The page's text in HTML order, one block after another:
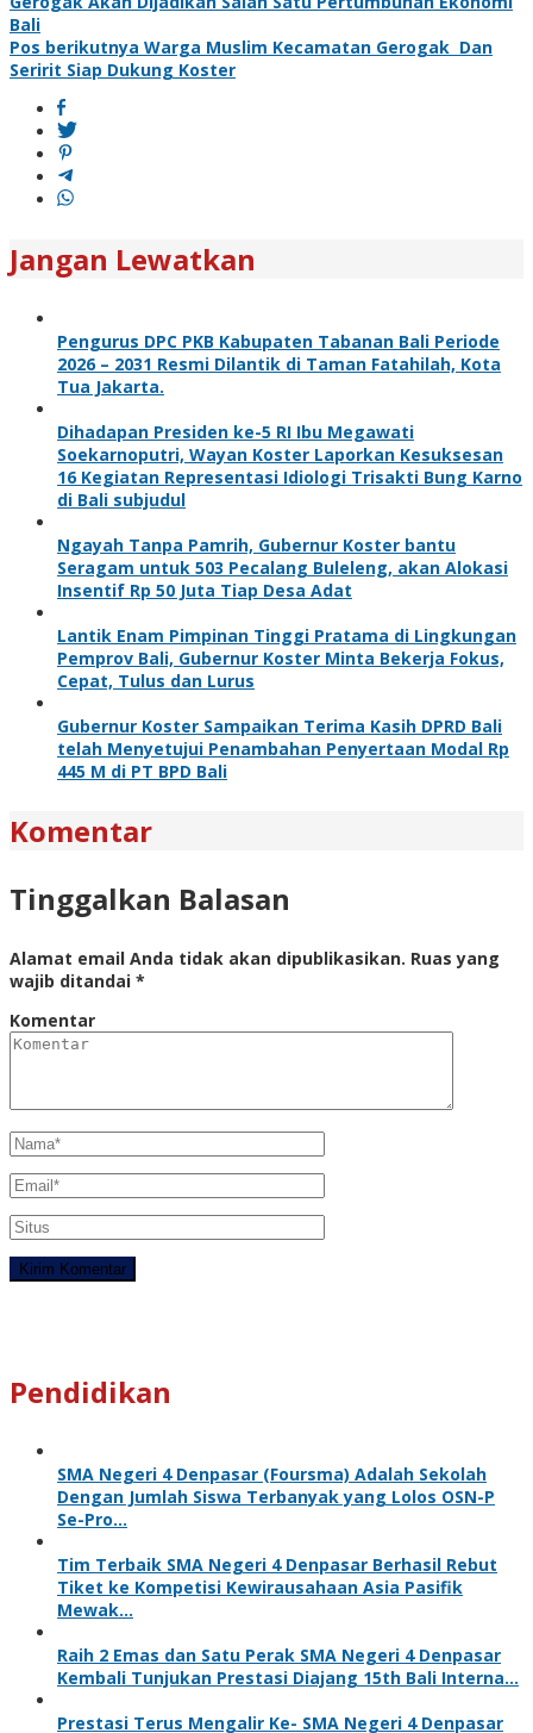
Bali
Pos berikutnya Warga Muslim Kecamatan Gerogak Dan
Seririt Siap Dukung Koster
Jangan Lewatkan
Pengurus DPC PKB Kabupaten Tabanan Bali Periode
2026 – 2031 Resmi Dilantik di Taman Fatahilah, Kota
Tua Jakarta.
Dihadapan Presiden ke-5 RI Ibu Megawati
Soekarnoputri, Wayan Koster Laporkan Kesuksesan
16 Kegiatan Representasi Idiologi Trisakti Bung Karno
di Bali subjudul
Ngayah Tanpa Pamrih, Gubernur Koster bantu
Seragam untuk 503 Pecalang Buleleng, akan Alokasi
Insentif Rp 50 Juta Tiap Desa Adat
Lantik Enam Pimpinan Tinggi Pratama di Lingkungan
Pemprov Bali, Gubernur Koster Minta Bekerja Fokus,
Cepat, Tulus dan Lurus
Gubernur Koster Sampaikan Terima Kasih DPRD Bali
telah Menyetujui Penambahan Penyertaan Modal Rp
445 M di PT BPD Bali
Komentar
Tinggalkan Balasan
Alamat email Anda tidak akan dipublikasikan. Ruas yang
wajib ditandai *
Komentar
Pendidikan
SMA Negeri 4 Denpasar (Foursma) Adalah Sekolah
Dengan Jumlah Siswa Terbanyak yang Lolos OSN-P
Se-Pro…
Tim Terbaik SMA Negeri 4 Denpasar Berhasil Rebut
Tiket ke Kompetisi Kewirausahaan Asia Pasifik
Mewak…
Raih 2 Emas dan Satu Perak SMA Negeri 4 Denpasar
Kembali Tunjukan Prestasi Diajang 15th Bali Interna…
Prestasi Terus Mengalir Ke- SMA Negeri 4 Denpasar